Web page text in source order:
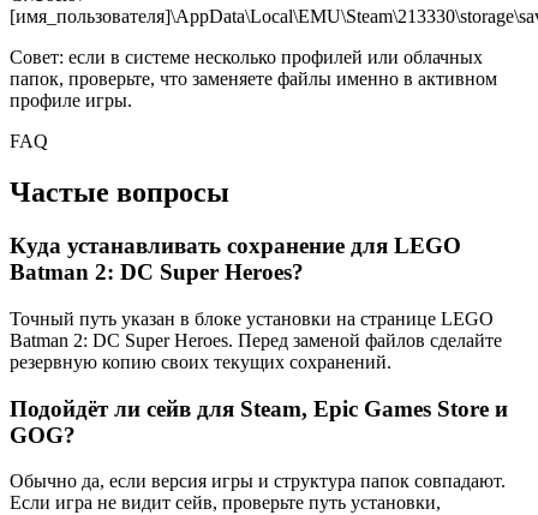
Совет: если в системе несколько профилей или облачных
папок, проверьте, что заменяете файлы именно в активном
профиле игры.
FAQ
Частые вопросы
Куда устанавливать сохранение для LEGO
Batman 2: DC Super Heroes?
Точный путь указан в блоке установки на странице LEGO
Batman 2: DC Super Heroes. Перед заменой файлов сделайте
резервную копию своих текущих сохранений.
Подойдёт ли сейв для Steam, Epic Games Store и
GOG?
Обычно да, если версия игры и структура папок совпадают.
Если игра не видит сейв, проверьте путь установки,